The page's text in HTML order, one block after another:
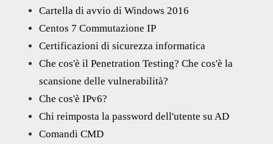
Cartella di avvio di Windows 2016
Centos 7 Commutazione IP
Certificazioni di sicurezza informatica
Che cos'è il Penetration Testing? Che cos'è la
scansione delle vulnerabilità?
Che cos'è IPv6?
Chi reimposta la password dell'utente su AD
Comandi CMD